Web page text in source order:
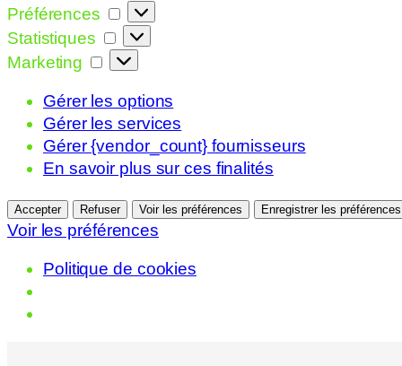
Préférences
Préférences
Statistiques
Statistiques
Marketing
Marketing
Gérer les options
Gérer les services
Gérer {vendor_count} fournisseurs
En savoir plus sur ces finalités
Accepter Refuser Voir les préférences Enregistrer les préférences
Voir les préférences
Politique de cookies